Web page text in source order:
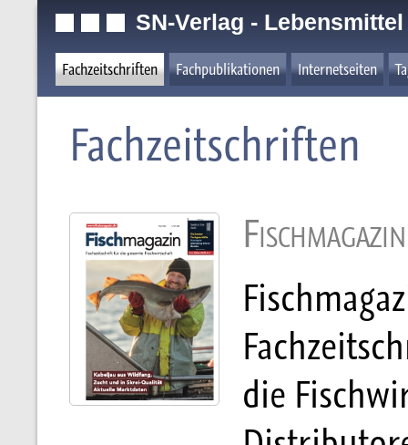
SN-Verlag - Lebensmittel
Fachzeitschriften Fachpublikationen Internetseiten
Fachzeitschriften
Fischmagazin
die